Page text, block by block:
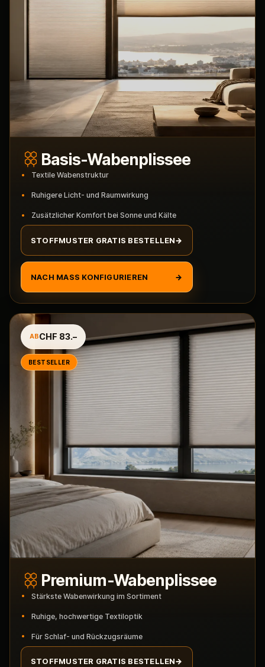
Basis-Wabenplissee
Textile Wabenstruktur
Ruhigere Licht- und Raumwirkung
Zusätzlicher Komfort bei Sonne und Kälte
STOFFMUSTER GRATIS BESTELLEN→
NACH MASS KONFIGURIEREN →
ABCHF 83.–
BESTSELLER
Premium-Wabenplissee
Stärkste Wabenwirkung im Sortiment
Ruhige, hochwertige Textiloptik
Für Schlaf- und Rückzugsräume
STOFFMUSTER GRATIS BESTELLEN→